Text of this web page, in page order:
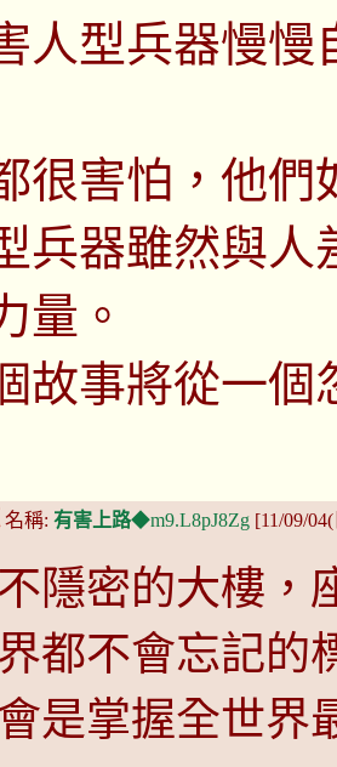
人型兵器慢慢
很害怕，他
兵器雖然與人
量。
故事將從一個
名稱: 有害上路◆m9.L8pJ8Zg [11/09/
隱密的大樓，
都不會忘記的
是掌握全世界